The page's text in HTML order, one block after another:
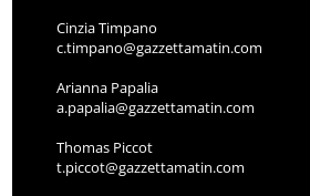
Cinzia Timpano
c.timpano@gazzettamatin.com
Arianna Papalia
a.papalia@gazzettamatin.com
Thomas Piccot
t.piccot@gazzettamatin.com